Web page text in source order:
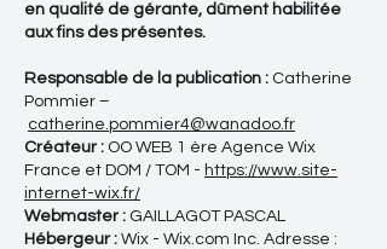
en qualité de gérante, dûment habilitée
aux fins des présentes.
Responsable de la publication : Catherine
Pommier –
catherine.pommier4@wanadoo.fr
Créateur : OO WEB 1 ère Agence Wix
France et DOM / TOM - https://www.site-
internet-wix.fr/
Webmaster : GAILLAGOT PASCAL
Hébergeur : Wix - Wix.com Inc. Adresse :